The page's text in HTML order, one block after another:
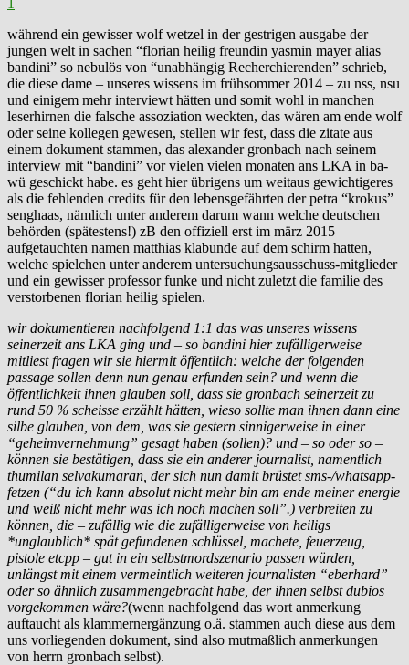
während ein gewisser wolf wetzel in der gestrigen ausgabe der
jungen welt in sachen “florian heilig freundin yasmin mayer alias
bandini” so nebulös von “unabhängig Recherchierenden” schrieb,
die diese dame – unseres wissens im frühsommer 2014 – zu nss, nsu
und einigem mehr interviewt hätten und somit wohl in manchen
leserhirnen die falsche assoziation weckten, das wären am ende wolf
oder seine kollegen gewesen, stellen wir fest, dass die zitate aus
einem dokument stammen, das alexander gronbach nach seinem
interview mit “bandini” vor vielen vielen monaten ans LKA in ba-
wü geschickt habe. es geht hier übrigens um weitaus gewichtigeres
als die fehlenden credits für den lebensgefährten der petra “krokus”
senghaas, nämlich unter anderem darum wann welche deutschen
behörden (spätestens!) zB den offiziell erst im märz 2015
aufgetauchten namen matthias klabunde auf dem schirm hatten,
welche spielchen unter anderem untersuchungsausschuss-mitglieder
und ein gewisser professor funke und nicht zuletzt die familie des
verstorbenen florian heilig spielen.
wir dokumentieren nachfolgend 1:1 das was unseres wissens
seinerzeit ans LKA ging und – so bandini hier zufälligerweise
mitliest fragen wir sie hiermit öffentlich: welche der folgenden
passage sollen denn nun genau erfunden sein? und wenn die
öffentlichkeit ihnen glauben soll, dass sie gronbach seinerzeit zu
rund 50 % scheisse erzählt hätten, wieso sollte man ihnen dann eine
silbe glauben, von dem, was sie gestern sinnigerweise in einer
“geheimvernehmung” gesagt haben (sollen)? und – so oder so –
können sie bestätigen, dass sie ein anderer journalist, namentlich
thumilan selvakumaran, der sich nun damit brüstet sms-/whatsapp-
fetzen (“du ich kann absolut nicht mehr bin am ende meiner energie
und weiß nicht mehr was ich noch machen soll”.) verbreiten zu
können, die – zufällig wie die zufälligerweise von heiligs
*unglaublich* spät gefundenen schlüssel, machete, feuerzeug,
pistole etcpp – gut in ein selbstmordszenario passen würden,
unlängst mit einem vermeintlich weiteren journalisten “eberhard”
oder so ähnlich zusammengebracht habe, der ihnen selbst dubios
vorgekommen wäre?(wenn nachfolgend das wort anmerkung
auftaucht als klammernergänzung o.ä. stammen auch diese aus dem
uns vorliegenden dokument, sind also mutmaßlich anmerkungen
von herrn gronbach selbst).